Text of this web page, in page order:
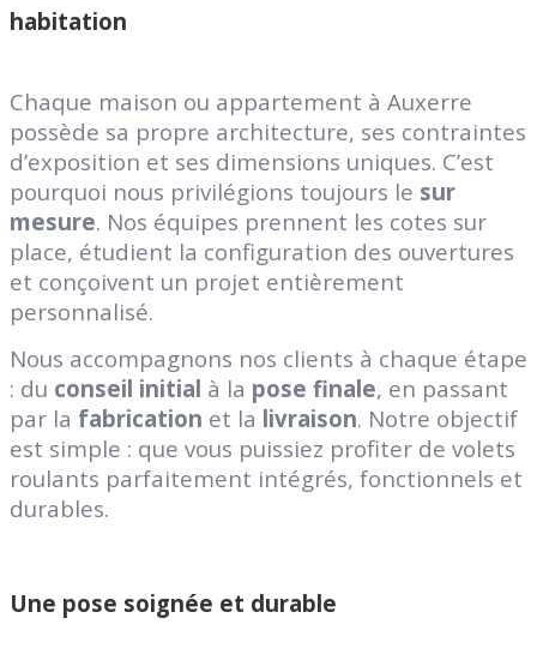
habitation
Chaque maison ou appartement à Auxerre
possède sa propre architecture, ses contraintes
d’exposition et ses dimensions uniques. C’est
pourquoi nous privilégions toujours le sur
mesure. Nos équipes prennent les cotes sur
place, étudient la configuration des ouvertures
et conçoivent un projet entièrement
personnalisé.
Nous accompagnons nos clients à chaque étape
: du conseil initial à la pose finale, en passant
par la fabrication et la livraison. Notre objectif
est simple : que vous puissiez profiter de volets
roulants parfaitement intégrés, fonctionnels et
durables.
Une pose soignée et durable